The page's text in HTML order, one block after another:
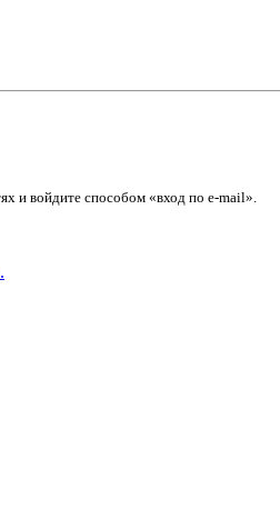
и войдите способом «вход по e-mail».